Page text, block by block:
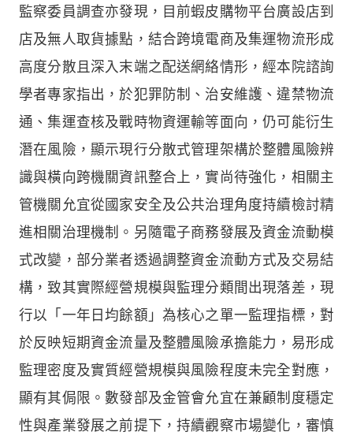
監察委員調查亦發現，目前蝦皮購物平台廣設店到
店及無人取貨據點，結合跨境電商及集運物流形成
高度分散且深入末端之配送網絡情形，經本院諮詢
學者專家指出，於犯罪防制、治安維護、違禁物流
通、集運查核及戰時物資運輸等面向，仍可能衍生
潛在風險，顯示現行分散式管理架構於整體風險辨
識與橫向跨機關資訊整合上，實尚待強化，相關主
管機關允宜從國家安全及公共治理角度持續檢討精
進相關治理機制。另隨電子商務發展及資金流動模
式改變，部分業者透過調整資金流動方式及交易結
構，致其實際經營規模與監理分類間出現落差，現
行以「一年日均餘額」為核心之單一監理指標，對
於反映短期資金流量及整體風險承擔能力，易形成
監理密度及實質經營規模與風險程度未完全對應，
顯有其侷限。數發部及金管會允宜在兼顧制度穩定
性與產業發展之前提下，持續觀察市場變化，審慎